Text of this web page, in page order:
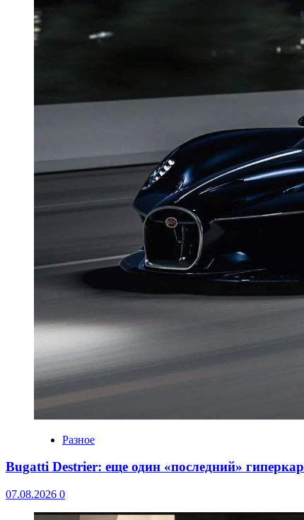
Разное
Bugatti Destrier: еще один «последний»
07.08.2026 0